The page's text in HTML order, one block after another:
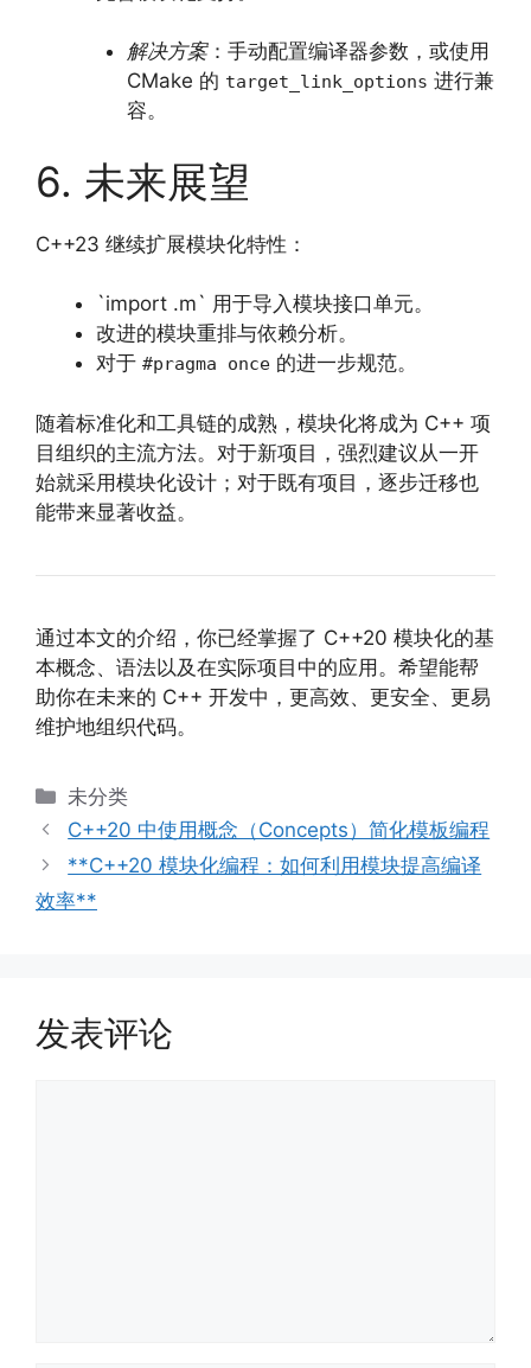
解决方案：手动配置编译器参数，或使用
CMake 的 target_link_options 进行兼
容。
6. 未来展望
C++23 继续扩展模块化特性：
`import .m` 用于导入模块接口单元。
改进的模块重排与依赖分析。
对于 #pragma once 的进一步规范。
随着标准化和工具链的成熟，模块化将成为 C++ 项
目组织的主流方法。对于新项目，强烈建议从一开
始就采用模块化设计；对于既有项目，逐步迁移也
能带来显著收益。
通过本文的介绍，你已经掌握了 C++20 模块化的基
本概念、语法以及在实际项目中的应用。希望能帮
助你在未来的 C++ 开发中，更高效、更安全、更易
维护地组织代码。
分
类
未分类
C++20 中使用概念（Concepts）简化模板编程
**C++20 模块化编程：如何利用模块提高编译
效率**
发表评论